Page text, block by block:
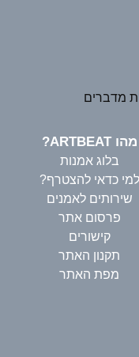
מדברים
מהו ARTBEAT?
בלוג אמנות
למי כדאי להצטרף?
שירותים לאמנים
פרסום אתר
קישורים
תקנון האתר
מפת האתר